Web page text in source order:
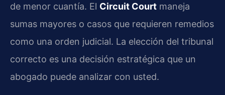
de menor cuantía. El Circuit Court maneja
sumas mayores o casos que requieren remedios
como una orden judicial. La elección del tribunal
correcto es una decisión estratégica que un
abogado puede analizar con usted.